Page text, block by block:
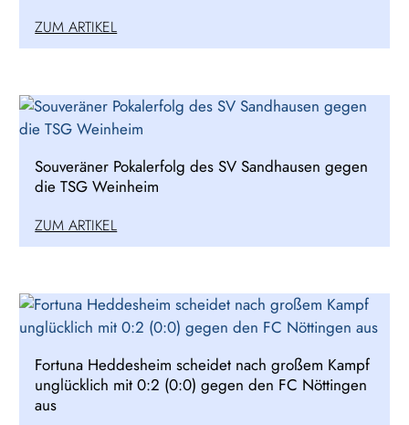
ZUM ARTIKEL
Souveräner Pokalerfolg des SV Sandhausen gegen
die TSG Weinheim
ZUM ARTIKEL
Fortuna Heddesheim scheidet nach großem Kampf
unglücklich mit 0:2 (0:0) gegen den FC Nöttingen
aus